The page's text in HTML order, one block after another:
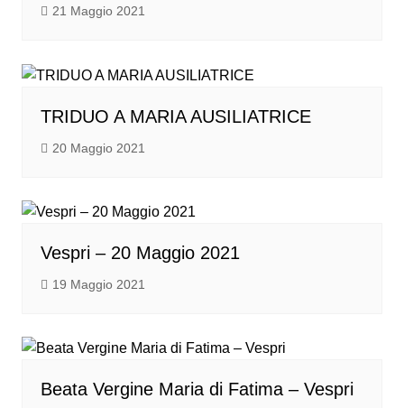
21 Maggio 2021
TRIDUO A MARIA AUSILIATRICE
20 Maggio 2021
Vespri – 20 Maggio 2021
19 Maggio 2021
Beata Vergine Maria di Fatima – Vespri